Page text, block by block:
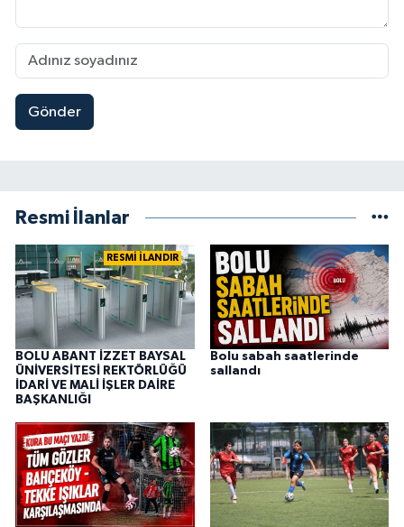
Gönder
Resmi İlanlar
RESMİ İLANDIR
BOLU ABANT İZZET BAYSAL
ÜNİVERSİTESİ REKTÖRLÜĞÜ
İDARİ VE MALİ İŞLER DAİRE
BAŞKANLIĞI
Bolu sabah saatlerinde
sallandı